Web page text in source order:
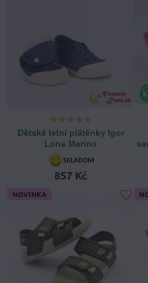
Dětské letní plátěnky Igor
Lona Marino
857 Kč
NOVINKA